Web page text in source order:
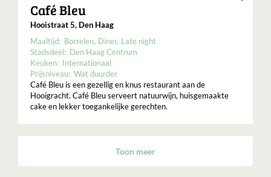
Café Bleu
Hooistraat 5, Den Haag
Maaltijd: Borrelen Diner Late night
Stadsdeel: Den Haag Centrum
Keuken: Internationaal
Prijsniveau: Wat duurder
Café Bleu is een gezellig en knus restaurant aan de
Hooigracht. Café Bleu serveert natuurwijn, huisgemaakte
cake en lekker toegankelijke gerechten.
Toon meer